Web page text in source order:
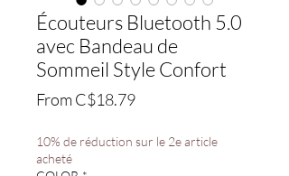
Écouteurs Bluetooth 5.0
avec Bandeau de
Sommeil Style Confort
FromC$18.79Sale
10% de réduction sur le 2e article
acheté